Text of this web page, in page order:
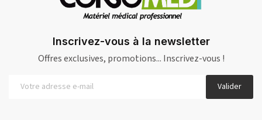
Inscrivez-vous à la newsletter
Offres exclusives, promotions... Inscrivez-vous !
Valider